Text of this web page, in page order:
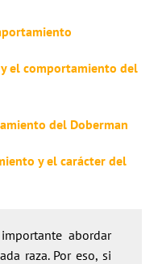
el comportamiento del
del Doberman
y el carácter del
abordar
raza. Por eso, si